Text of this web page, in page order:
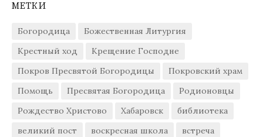
МЕТКИ
Богородица
Божественная Литургия
Крестный ход
Крещение Господне
Покров Пресвятой Богородицы
Покровский храм
Помощь
Пресвятая Богородица
Родионовцы
Рождество Христово
Хабаровск
библиотека
великий пост
воскресная школа
встреча